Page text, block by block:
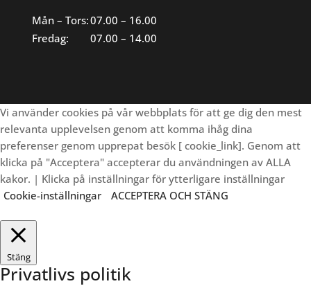
Mån – Tors:07.00 – 16.00
Fredag:
07.00 – 14.00
Vi använder cookies på vår webbplats för att ge dig den mest
relevanta upplevelsen genom att komma ihåg dina
preferenser genom upprepat besök [ cookie_link]. Genom att
klicka på "Acceptera" accepterar du användningen av ALLA
kakor. | Klicka på inställningar för ytterligare inställningar
Cookie-inställningar
ACCEPTERA OCH STÄNG
Stäng
Privatlivs politik